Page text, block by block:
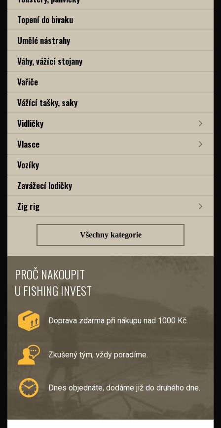
Topení do bivaku
Umělé nástrahy
Váhy, vážící stojany
Vařiče
Vážící tašky, saky
Vidličky
Vlasce
Vozíky
Zavážecí lodičky
Zig rig
Všechny kategorie
PROČ NAKOUPIT
U FISHING INVEST
Doprava zdarma při nákupu nad 1000 Kč.
Zkušený tým, vždy poradíme.
Dnes objednáte, dodáme již do druhého dne.